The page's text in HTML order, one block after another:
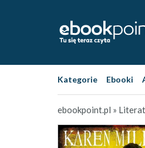
Kategorie Ebooki
ebookpoint.pl »